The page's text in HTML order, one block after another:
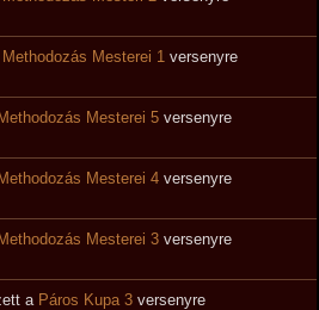
Methodozás Mesterei 1 versenyre
Mesterei 5 versenyre
Mesterei 4 versenyre
Mesterei 3 versenyre
a Páros Kupa 3 versenyre